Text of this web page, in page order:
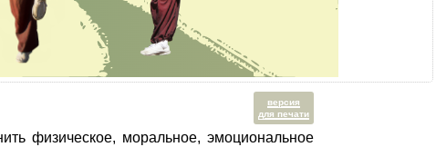
версия
для печати
физическое, моральное, эмоциональное